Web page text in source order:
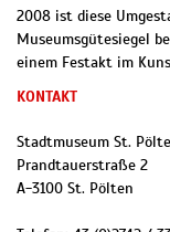
2008 ist diese
Museumsgütesiegel
einem Festakt im
KONTAKT
Stadtmuseum St.
Prandtauerstraße 2
A-3100 St. Pölten